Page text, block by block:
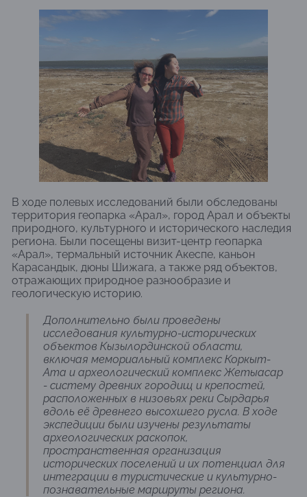
В ходе полевых исследований были обследованы
территория геопарка «Арал», город Арал и объекты
природного, культурного и исторического наследия
региона. Были посещены визит-центр геопарка
«Арал», термальный источник Акеспе, каньон
Карасандык, дюны Шижага, а также ряд объектов,
отражающих природное разнообразие и
геологическую историю.
Дополнительно были проведены
исследования культурно-исторических
объектов Кызылординской области,
включая мемориальный комплекс Коркыт-
Ата и археологический комплекс Жетыасар
- систему древних городищ и крепостей,
расположенных в низовьях реки Сырдарья
вдоль её древнего высохшего русла. В ходе
экспедиции были изучены результаты
археологических раскопок,
пространственная организация
исторических поселений и их потенциал для
интеграции в туристические и культурно-
познавательные маршруты региона.